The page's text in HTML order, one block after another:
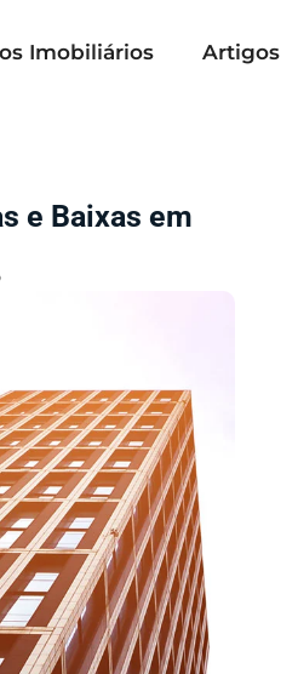
Imobiliários Artigos
e Baixas em